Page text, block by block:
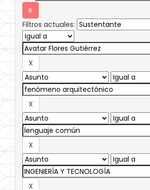
Filtros actuales: